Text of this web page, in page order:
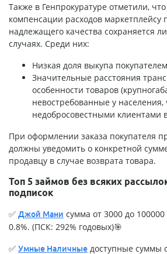
Также в Генпрокуратуре отметили,
компенсации расходов маркетплейсу
надлежащего качества сохраняется
случаях. Среди них:
Низкая доля выкупа
Значительные расстояния
особенности товаров
невостребованные у
недобросовестными клиентами
При оформлении заказа покупателя
должны уведомить о конкретной
продавцу в случае возврата товара.
Топ 5 займов без всяких
подписок
✅ Джой Мани сумма от 3000 до 100000
0.8%. (ПСК: 292% годовых)🎯
✅ Умные Наличные доступные суммы